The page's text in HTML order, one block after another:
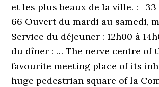
et les plus beaux de la ville. : +33
66 Ouvert du mardi au samedi,
Service du déjeuner : 12h00 à
du dîner : … The nerve centre of
favourite meeting place of its
huge pedestrian square of la